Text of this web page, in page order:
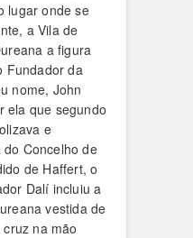
lugar onde se
a Vila de
a figura
Fundador da
nome, John
ela que segundo
e
Concelho de
de Haffert, o
Dalí incluiu a
vestida de
na mão